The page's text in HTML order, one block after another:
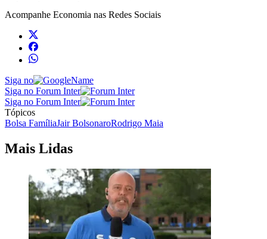
Acompanhe Economia nas Redes Sociais
Siga no
Siga no Forum Inter
Siga no Forum Inter
Tópicos
Bolsa FamíliaJair BolsonaroRodrigo Maia
Mais Lidas